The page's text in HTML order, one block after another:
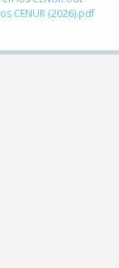
CENUR (2026).pdf